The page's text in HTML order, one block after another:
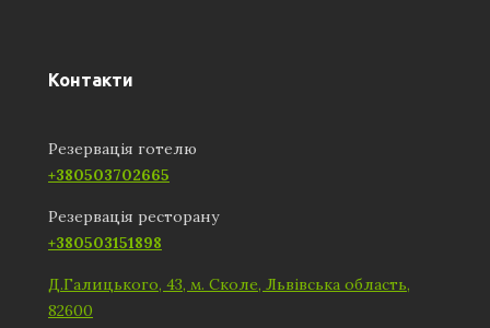
Контакти
Резервація готелю
+380503702665
Резервація ресторану
+380503151898
Д.Галицького, 43, м. Сколе, Львівська область,
82600